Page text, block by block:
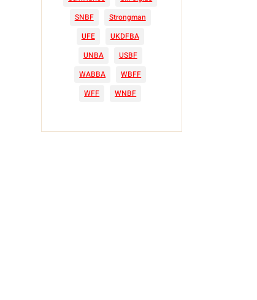
SNBF
Strongman
UFE
UKDFBA
UNBA
USBF
WABBA
WBFF
WFF
WNBF